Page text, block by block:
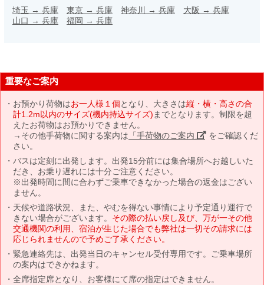
埼玉 → 兵庫 東京 → 兵庫 神奈川 → 兵庫 大阪 → 兵庫
山口 → 兵庫 福岡 → 兵庫
重要なご案内
お預かり荷物はお一人様１個となり、大きさは縦・横・高さの合
計1.2m以内のサイズ(機内持込サイズ) までとなります。制限を超
えたお荷物はお預かりできません。
→その他手荷物に関する案内は 「手荷物のご案内」 をご確認くだ
さい。
バスは定刻に出発します。出発15分前には集合場所へお越しいた
だき、お乗り遅れには十分ご注意ください。
※出発時間に間に合わずご乗車できなかった場合の返金はござい
ません。
天候や道路状況、また、やむを得ない事情により予定通り運行で
きない場合がございます。 その際の払い戻し及び、万が一その他
交通機関の利用、宿泊が生じた場合でも弊社は一切その請求には
応じられませんので予めご了承ください。
緊急連絡先は、出発当日のキャンセル受付専用です。ご乗車場所
の案内はできかねます。
全席指定席となり、お客様にて席の指定はできません。